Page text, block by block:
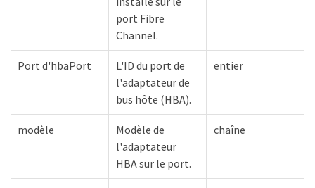
port Fibre
Channel.
Port d'hbaPort
L'ID du port de
l'adaptateur de
bus hôte (HBA).
entier
modèle
Modèle de
l'adaptateur
HBA sur le port.
chaîne